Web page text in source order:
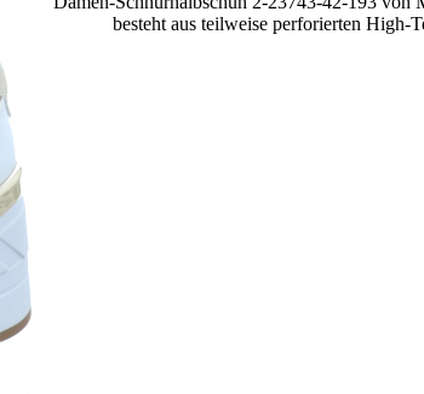
besteht aus teilweise perforierten High-